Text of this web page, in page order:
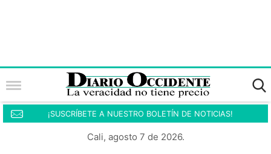
¡SUSCRÍBETE A NUESTRO BOLETÍN DE NOTICIAS!
Cali, agosto 7 de 2026.